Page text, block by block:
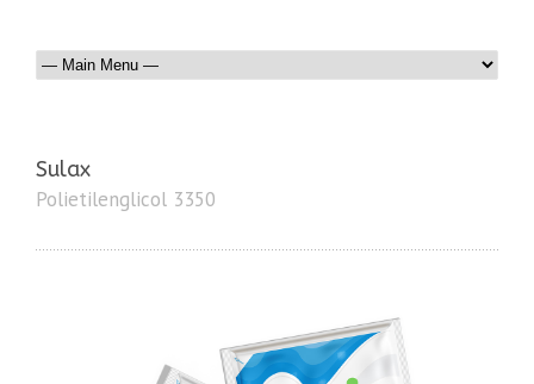
Sulax
Polietilenglicol 3350